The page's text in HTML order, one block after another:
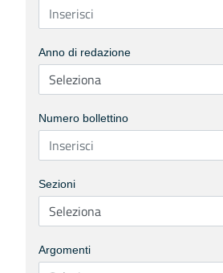
Anno di redazione
Numero bollettino
Sezioni
Argomenti